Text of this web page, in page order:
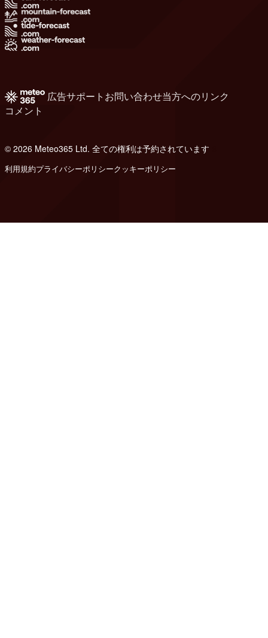
広告サポート お問い合わせ当方へのリンク
コメント
© 2026 Meteo365 Ltd. 全ての権利は予約されています
利用規約プライバシーポリシークッキーポリシー